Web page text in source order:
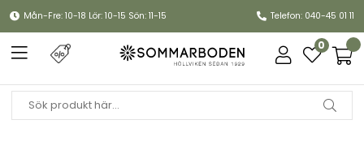
Mån-Fre: 10-18 Lör: 10-15 Sön: 11-15 Telefon: 040-45 01 11
0